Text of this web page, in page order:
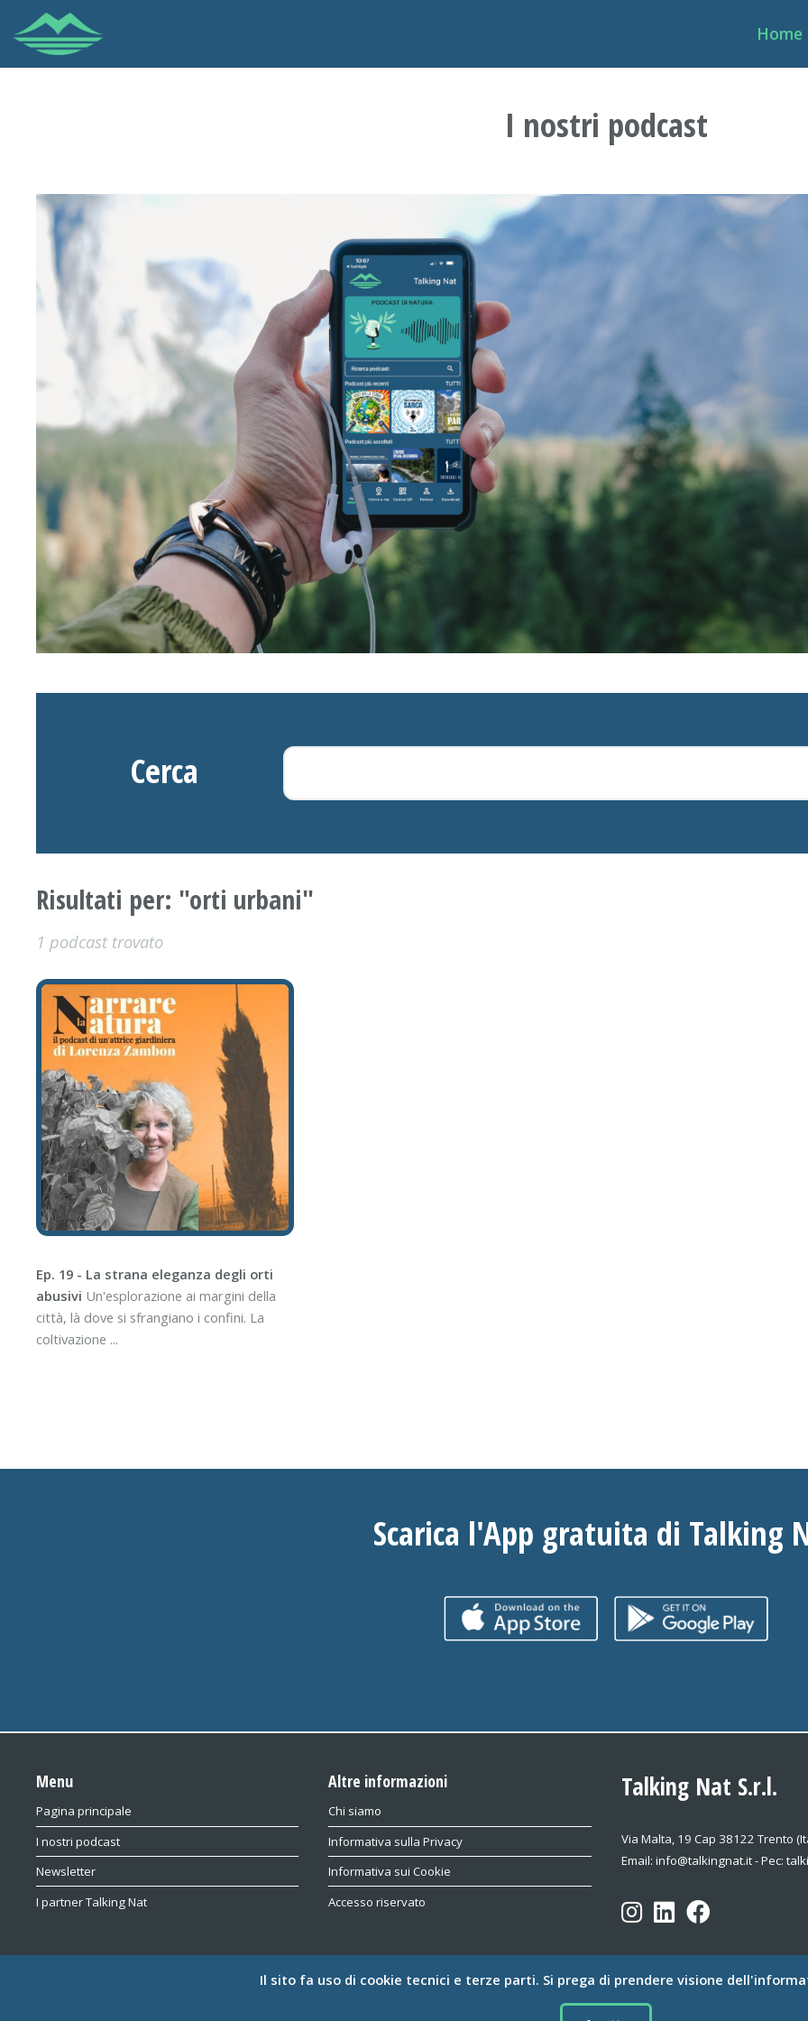
Home
I nostri podcast
Cerca
Risultati per: "orti urbani"
1 podcast trovato
Ep. 19 - La strana eleganza degli orti
abusivi Un'esplorazione ai margini della
città, là dove si sfrangiano i confini. La
coltivazione ...
Scarica l'App gratuita di Talking
Menu
Pagina principale
I nostri podcast
Newsletter
I partner Talking Nat
Altre informazioni
Chi siamo
Informativa sulla Privacy
Informativa sui Cookie
Accesso riservato
Talking Nat S.r.l.
Via Malta, 19 Cap 38122 Trento
Email: info@talkingnat.it - Pec:
© Talking Nat S.r.l. Tutti i diritti riservati.
rev. 3.3 - 2025.06.18
Il sito fa uso di cookie tecnici e terze parti. Si prega di prendere visione